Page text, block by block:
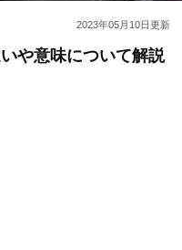
2023年05月10日更新
や意味について解説